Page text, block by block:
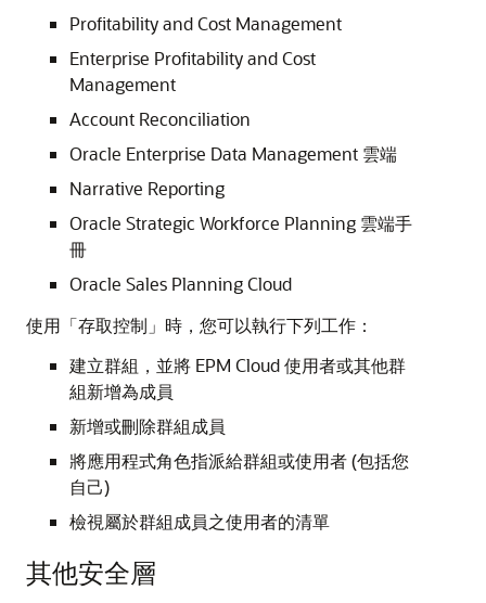
Profitability and Cost Management
Enterprise Profitability and Cost
Management
Account Reconciliation
Oracle Enterprise Data Management 雲端
Narrative Reporting
Oracle Strategic Workforce Planning 雲端手
冊
Oracle Sales Planning Cloud
使用「存取控制」時，您可以執行下列工作：
建立群組，並將 EPM Cloud 使用者或其他群
組新增為成員
新增或刪除群組成員
將應用程式角色指派給群組或使用者 (包括您
自己)
檢視屬於群組成員之使用者的清單
其他安全層